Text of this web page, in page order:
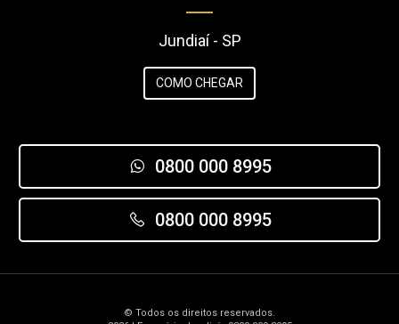
Jundiaí - SP
COMO CHEGAR
0800 000 8995
0800 000 8995
© Todos os direitos reservados.